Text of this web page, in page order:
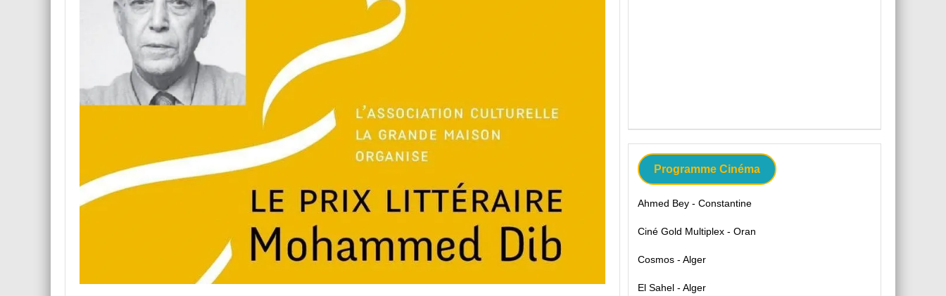
Programme Cinéma
Ahmed Bey - Constantine
Ciné Gold Multiplex - Oran
Cosmos - Alger
El Sahel - Alger